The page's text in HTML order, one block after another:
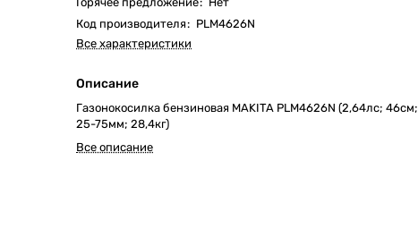
Код производителя: PLM4626N
Все характеристики
Описание
Газонокосилка бензиновая MAKITA PLM4626N (2,64лс; 46cм;
25-75мм; 28,4кг)
Все описание